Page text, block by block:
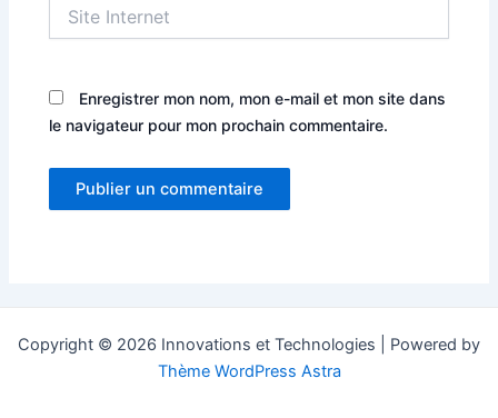
Internet
Enregistrer mon nom, mon e-mail et mon site dans
le navigateur pour mon prochain commentaire.
Copyright © 2026 Innovations et Technologies | Powered by
Thème WordPress Astra